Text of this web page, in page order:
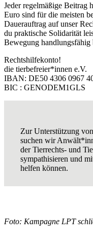
Jeder regelmäßige Beitrag
Euro sind für die meisten
Dauerauftrag auf unser
du praktische Solidarität
Bewegung handlungsfähig
Rechtshilfekonto!
die tierbefreier*innen e.V.
IBAN: DE50 4306 0967
BIC : GENODEM1GLS
Zur Unterstützung
suchen wir
der Tierrechts- und
sympathisieren und
helfen können.
Foto: Kampagne LPT